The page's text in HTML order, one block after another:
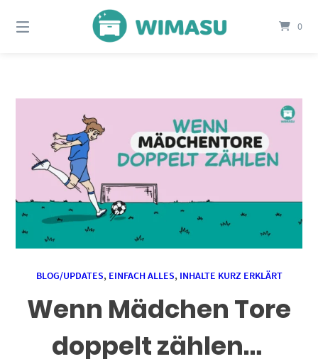
zum
Inhalt
0
BLOG/UPDATES, EINFACH ALLES, INHALTE KURZ ERKLÄRT
Wenn Mädchen Tore
doppelt zählen…